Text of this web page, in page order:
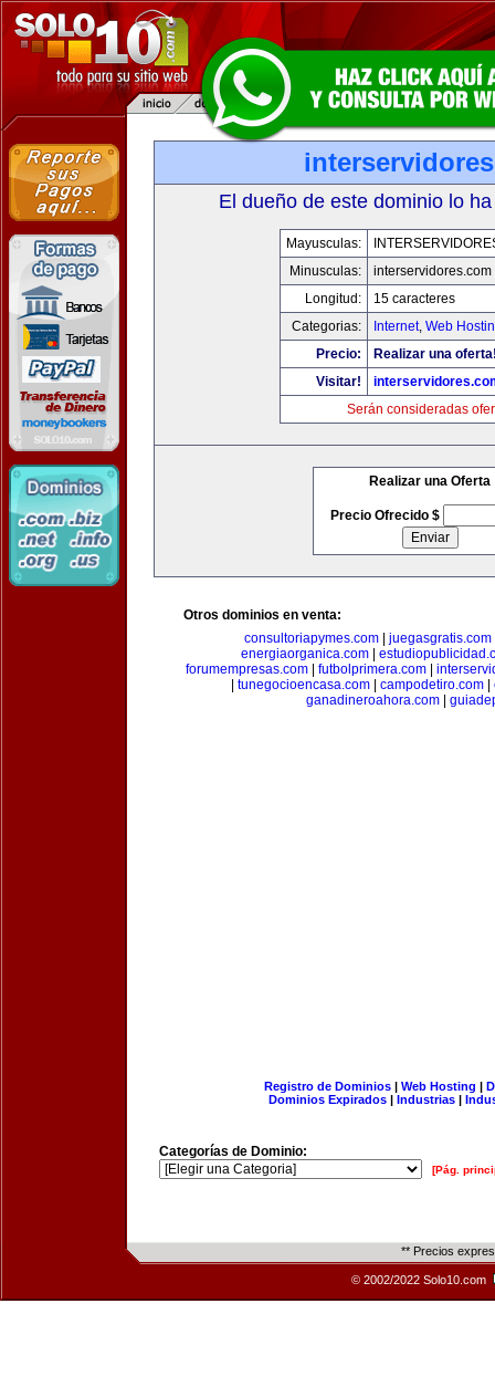
El dueño de este dominio lo
Mayusculas:
Minusculas:
interservidores.com
Longitud:
15 caracteres
Categorias:
Internet, Web
Precio:
Realizar una
Visitar!
Serán consideradas
Realizar una Oferta
Precio Ofrecido $
Otros dominios en venta:
consultoriapymes.com
juegasgratis.com
energiaorganica.com|
forumempresas.com
futbolprimera.com
tunegocioencasa.com| campodetiro.com|
ganadineroahora.com|
Registro de Dominios| Web Hosting |
Dominios Expirados | Industrias |
Categorías de Dominio:
[Pág.
** Precios
© 2002/2022 Solo10.com